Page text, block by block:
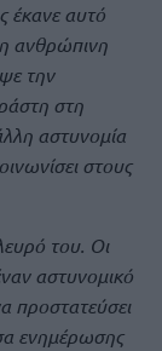
έκανε αυτό
ανθρώπινη
την
στη
αστυνομία
στους
του. Οι
αστυνομικό
προστατεύσει
ενημέρωσης